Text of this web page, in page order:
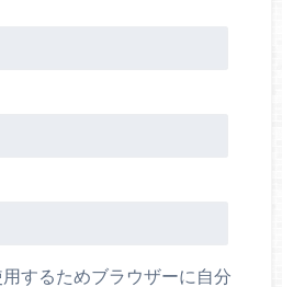
するためブラウザーに自分